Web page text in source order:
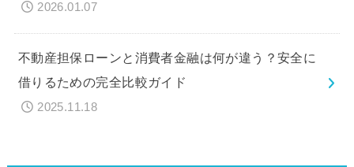
2026.01.07
不動産担保ローンと消費者金融は何が違う？安全に
借りるための完全比較ガイド
2025.11.18